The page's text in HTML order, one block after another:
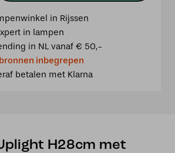
in Rijssen
in lampen
in NL vanaf € 50,-
inbegrepen
betalen met Klarna
H28cm met